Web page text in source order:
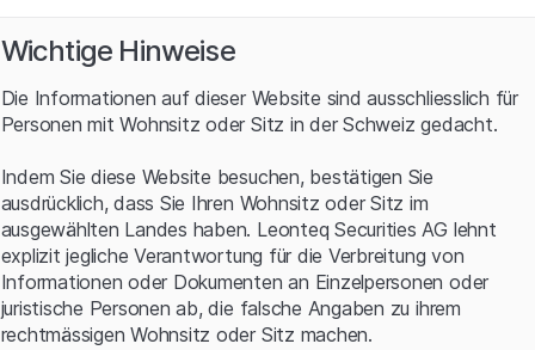
Serverfehler.
Wichtige Hinweise
Die Informationen auf dieser Website sind ausschliesslich für
Personen mit Wohnsitz oder Sitz in der Schweiz gedacht.
Indem Sie diese Website besuchen, bestätigen Sie
ausdrücklich, dass Sie Ihren Wohnsitz oder Sitz im
ausgewählten Landes haben. Leonteq Securities AG lehnt
explizit jegliche Verantwortung für die Verbreitung von
Informationen oder Dokumenten an Einzelpersonen oder
juristische Personen ab, die falsche Angaben zu ihrem
rechtmässigen Wohnsitz oder Sitz machen.